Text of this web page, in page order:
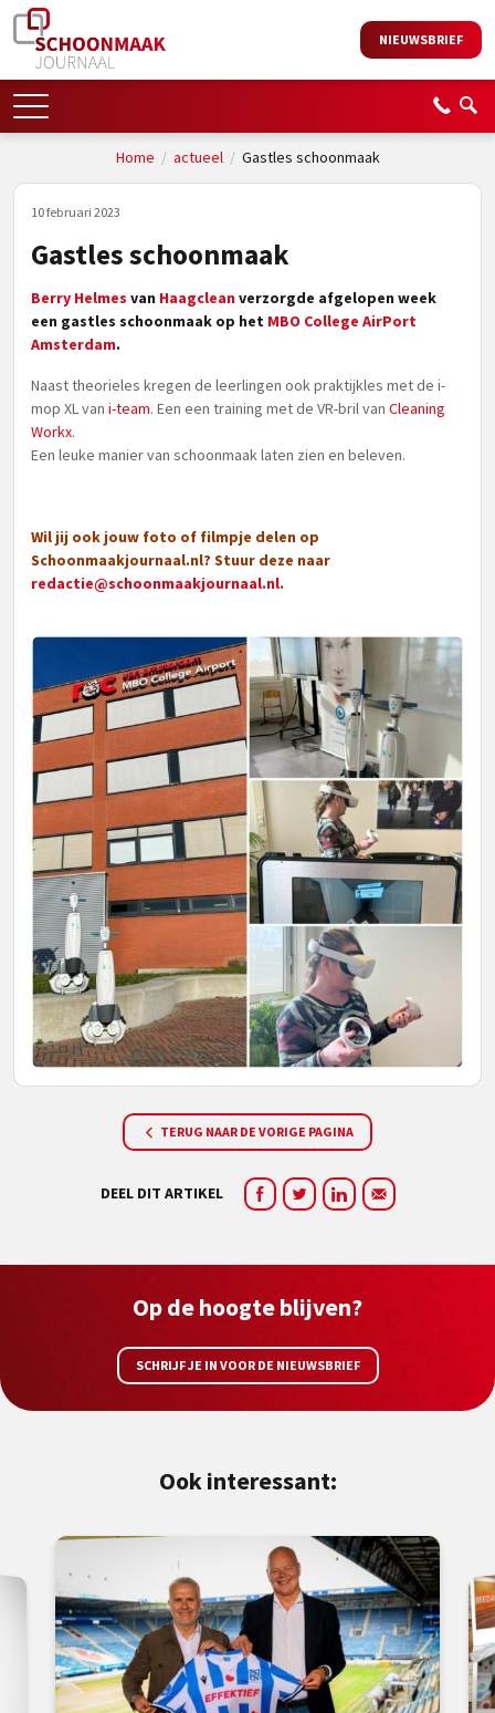
NIEUWSBRIEF
Home / actueel/ Gastles schoonmaak
10 februari 2023
Gastles schoonmaak
Berry Helmes van Haagcleanverzorgde afgelopen week
een gastles schoonmaak op het MBO College AirPort
Amsterdam.
Naast theorieles kregen de leerlingen ook praktijkles met de i-
mop XL van i-team. Een een training met de VR-bril van Cleaning
Workx.
Een leuke manier van schoonmaak laten zien en beleven.
Wil jij ook jouw foto of filmpje delen op
Schoonmaakjournaal.nl? Stuur deze naar
redactie@schoonmaakjournaal.nl.
TERUG NAAR DE VORIGE PAGINA
DEEL DIT ARTIKEL
Op de hoogte blijven?
SCHRIJF JE IN VOOR DE NIEUWSBRIEF
Ook interessant: